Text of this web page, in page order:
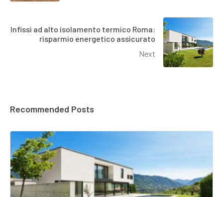
Infissi ad alto isolamento termico Roma:
risparmio energetico assicurato
Next
Recommended Posts